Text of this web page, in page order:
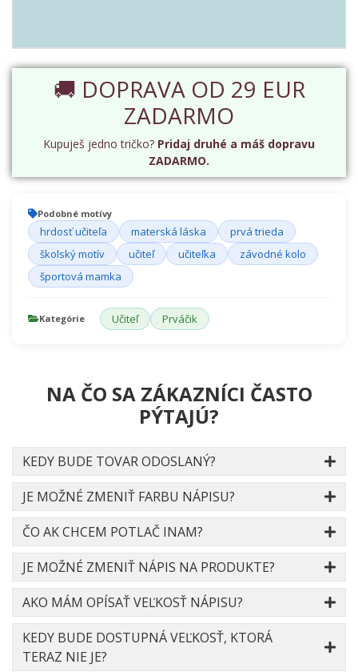
🚚 DOPRAVA OD 29 EUR
ZADARMO
Kupuješ jedno tričko? Pridaj druhé a máš dopravu
ZADARMO.
Podobné motívy
hrdosť učiteľa materská láska
prvá trieda
školský motív
učiteľ učiteľka
závodné kolo
športová mamka
Kategórie Učiteľ Prváčik
NA ČO SA ZÁKAZNÍCI ČASTO
PÝTAJÚ?
KEDY BUDE TOVAR ODOSLANÝ?
JE MOŽNÉ ZMENIŤ FARBU NÁPISU?
ČO AK CHCEM POTLAČ INAM?
JE MOŽNÉ ZMENIŤ NÁPIS NA PRODUKTE?
AKO MÁM OPÍSAŤ VEĽKOSŤ NÁPISU?
KEDY BUDE DOSTUPNÁ VEĽKOSŤ, KTORÁ
TERAZ NIE JE?